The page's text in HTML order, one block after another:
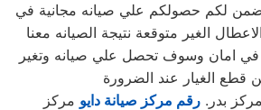
لكم حصولكم علي صيانه مجانية في
الغير متوقعة نتيجة الصيانه معنا
امان وسوف تحصل علي صيانه وتغير
بدر.رقم مركز صيانة دايو مركز